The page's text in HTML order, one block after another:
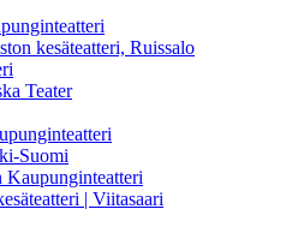
kesäteatteri, Ruissalo
Teater
Suomi
Kaupunginteatteri
| Viitasaari